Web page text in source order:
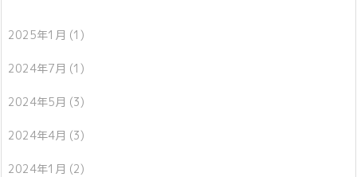
2025年1月 (1)
2024年7月 (1)
2024年5月 (3)
2024年4月 (3)
2024年1月 (2)